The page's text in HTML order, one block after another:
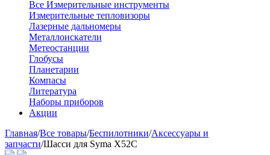
Все Измерительные инструменты
Измерительные тепловизоры
Лазерные дальномеры
Металлоискатели
Метеостанции
Глобусы
Планетарии
Компасы
Литература
Наборы приборов
Акции
Главная/Все товары/Беспилотники/Аксессуары и
запчасти/Шасси для Syma X52C